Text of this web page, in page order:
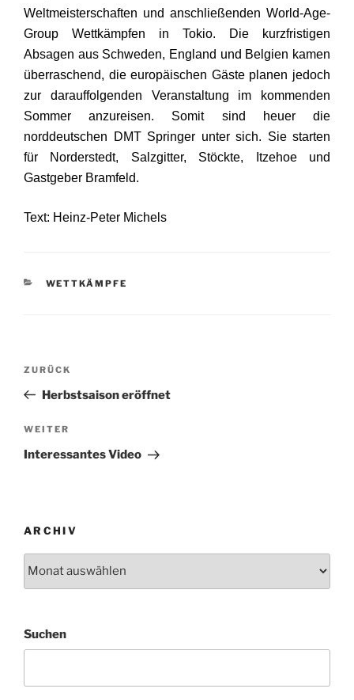
Weltmeisterschaften und anschließenden World-Age-
Group Wettkämpfen in Tokio. Die kurzfristigen
Absagen aus Schweden, England und Belgien kamen
überraschend, die europäischen Gäste planen jedoch
zur darauffolgenden Veranstaltung im kommenden
Sommer anzureisen. Somit sind heuer die
norddeutschen DMT Springer unter sich. Sie starten
für Norderstedt, Salzgitter, Stöckte, Itzehoe und
Gastgeber Bramfeld.
Text: Heinz-Peter Michels
KATEGORIEN
WETTKÄMPFE
Beitragsnavigation
Vorheriger
Beitrag
ZURÜCK
Herbstsaison eröffnet
Nächster
Beitrag
WEITER
Interessantes Video
ARCHIV
Suchen